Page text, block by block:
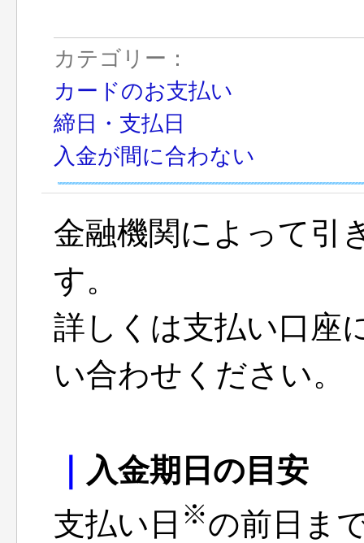
カテゴリー：
カードのお支払い
締日・支払日
入金が間に合わない
金融機関によって引
す。
詳しくは支払い口座
い合わせください。
入金期日の目安
支払い日 ※の前日ま